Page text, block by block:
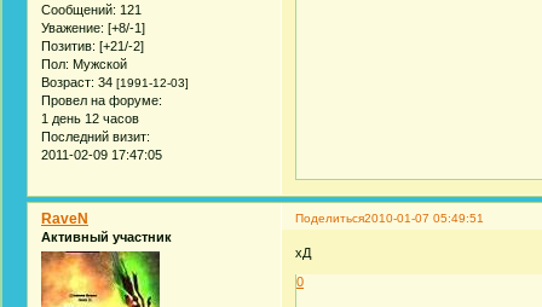
Сообщений: 121
Уважение: [+8/-1]
Позитив: [+21/-2]
Пол: Мужской
Возраст: 34 [1991-12-03]
Провел на форуме:
1 день 12 часов
Последний визит:
2011-02-09 17:47:05
Поделиться2010-01-07 05:49:51
RaveN
Активный участник
хД
0